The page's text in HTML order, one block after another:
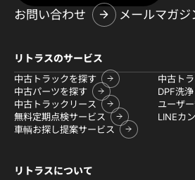
お問い合わせ
メールマガジ
リトラスのサービス
中古トラックを探す
中古ト
中古パーツを探す
DPF洗
中古トラックリース
ユーザ
無料定期点検サービス
LINEカ
車輌お探し提案サービス
リトラスについて